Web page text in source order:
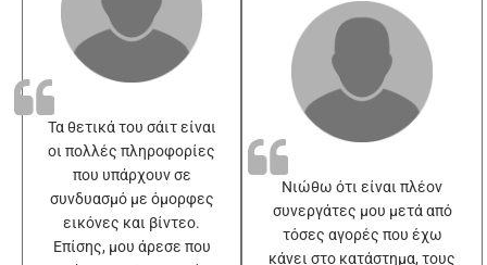
Τα θετικά του σάιτ είναι
οι πολλές πληροφορίες
που υπάρχουν σε
συνδυασμό με όμορφες
εικόνες και βίντεο.
Επίσης, μου άρεσε που
Νιώθω ότι είναι πλέον
συνεργάτες μου μετά από
τόσες αγορές που έχω
κάνει στο κατάστημα, τους